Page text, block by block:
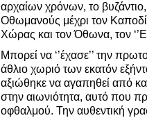
αρχαίων χρόνων, το
Οθωμανούς μέχρι τον
Χώρας και τον Όθωνα, τον
Μπορεί να ‘’έχασε’’ την
άθλιο χωριό των εκατόν
αξιώθηκε να αγαπηθεί από
στην αιωνιότητα, αυτό που
οφθαλμού. Την αυθεντική